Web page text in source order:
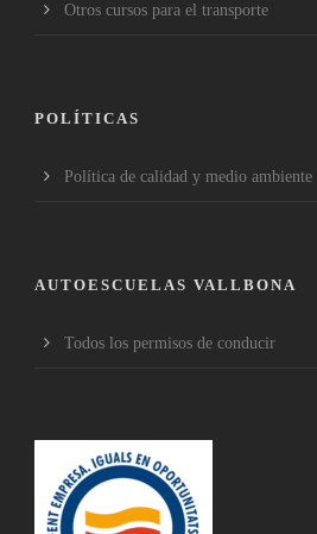
Otros cursos para el transporte
POLÍTICAS
Política de calidad y medio ambiente
AUTOESCUELAS VALLBONA
Todos los permisos de conducir